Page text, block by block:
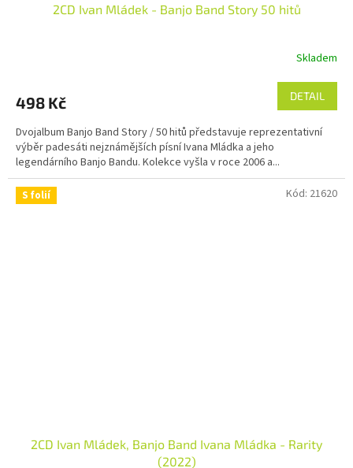
2CD Ivan Mládek - Banjo Band Story 50 hitů
Skladem
498 Kč DETAIL
Dvojalbum Banjo Band Story / 50 hitů představuje reprezentativní
výběr padesáti nejznámějších písní Ivana Mládka a jeho
legendárního Banjo Bandu. Kolekce vyšla v roce 2006 a...
S folií
2CD Ivan Mládek, Banjo Band Ivana Mládka - Rarity
(2022)
Kód: 21620